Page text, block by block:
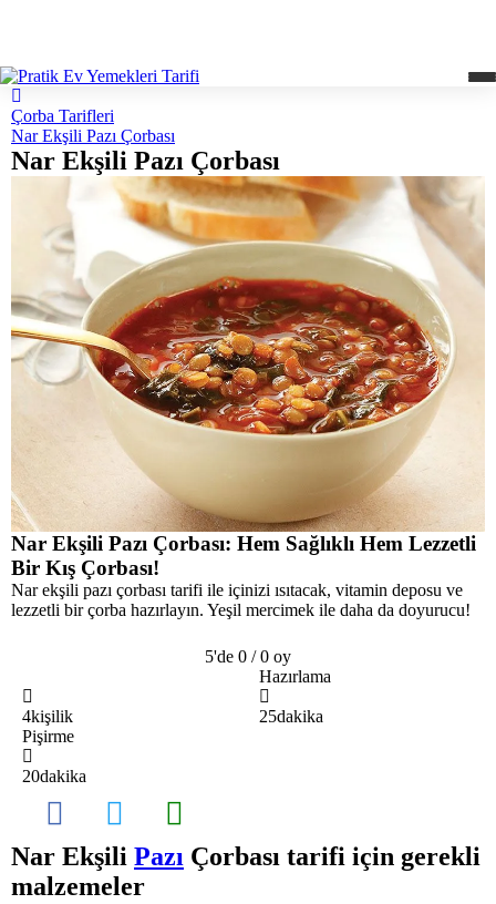
Çorba Tarifleri
Nar Ekşili Pazı Çorbası
Nar Ekşili Pazı Çorbası
Nar Ekşili Pazı Çorbası: Hem Sağlıklı Hem Lezzetli
Bir Kış Çorbası!
Nar ekşili pazı çorbası tarifi ile içinizi ısıtacak, vitamin deposu ve
lezzetli bir çorba hazırlayın. Yeşil mercimek ile daha da doyurucu!
5'de 0 / 0 oy
4kişilik
Hazırlama
25dakika
Pişirme
20dakika
Nar Ekşili Pazı Çorbası tarifi için gerekli
malzemeler